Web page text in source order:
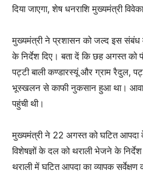
दिया जाएगा, शेष धनराशि मुख्यमंत्री
मुख्यमंत्री ने प्रशासन को जल्द इस संबंध
के निर्देश दिए। बता दें कि छह अगस्त को
पट्टी बाली कण्डारस्यूं और ग्राम रैदुल,
भूस्खलन से काफी नुकसान हुआ था।
पहुंची थी।
मुख्यमंत्री ने 22 अगस्त को घटित
विशेषज्ञों के दल को थराली भेजने के
थराली में घटित आपदा का व्यापक